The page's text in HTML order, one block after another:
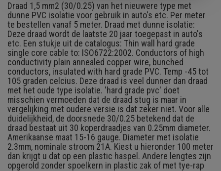
Draad 1,5 mm2 (30/0.25) van het nieuwere type met
dunne PVC isolatie voor gebruik in auto's etc. Per meter
te bestellen vanaf 5 meter. Draad met dunne isolatie:
Deze draad wordt de laatste 20 jaar toegepast in auto's
etc. Een stukje uit de catalogus: Thin wall hard grade
single core cable to: ISO6722:2002. Conductors of high
conductivity plain annealed copper wire, bunched
conductors, insulated with hard grade PVC. Temp -45 tot
105 graden celcius. Deze draad is veel dunner dan draad
met het oude type isolatie. 'hard grade pvc' doet
misschien vermoeden dat de draad stug is maar in
vergelijking met oudere versie is dat zeker niet. Voor alle
duidelijkheid, de doorsnede 30/0.25 betekend dat de
draad bestaat uit 30 koperdraadjes van 0.25mm diameter.
Amerikaanse maat 15-16 gauge. Diameter met isolatie
2.3mm, nominale stroom 21A. Kiest u hieronder 100 meter
dan krijgt u dat op een plastic haspel. Andere lengtes zijn
opgerold zonder spoelkern in plastic zak of met tye-rap